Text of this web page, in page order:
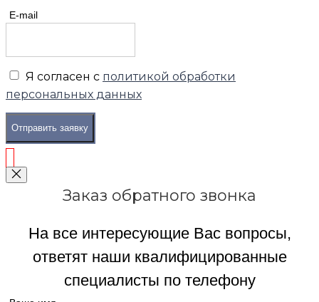
E-mail
Я согласен с политикой обработки
персональных данных
Отправить заявку
Заказ обратного звонка
На все интересующие Вас вопросы,
ответят наши квалифицированные
специалисты по телефону